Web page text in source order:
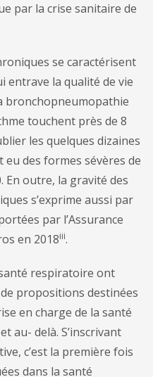
par la crise sanitaire de
se caractérisent
entrave la qualité de vie
bronchopneumopathie
touchent près de 8
les quelques dizaines
des formes sévères de
En outre, la gravité des
s’exprime aussi par
par l’Assurance
en 2018iii.
respiratoire ont
propositions destinées
en charge de la santé
au- delà. S’inscrivant
c’est la première fois
dans la santé